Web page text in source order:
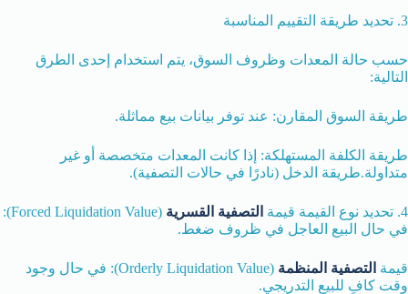
3. تحديد طريقة التقييم المناسبة
حسب حالة المعدات وظروف السوق، يتم استخدام إحدى الطرق
التالية:
طريقة السوق المقارن: عند توفر بيانات بيع مماثلة.
طريقة الكلفة المستهلكة: إذا كانت المعدات متخصصة أو غير
متداولة.طريقة الدخل (نادرًا في حالات التصفية).
4. تحديد نوع القيمة قيمة التصفية القسرية
(Forced Liquidation Value):
في حال البيع العاجل في ظروف ضغط.
قيمة التصفية المنظمة
(Orderly Liquidation Value): في حال وجود
وقت كافٍ للبيع التدريجي.